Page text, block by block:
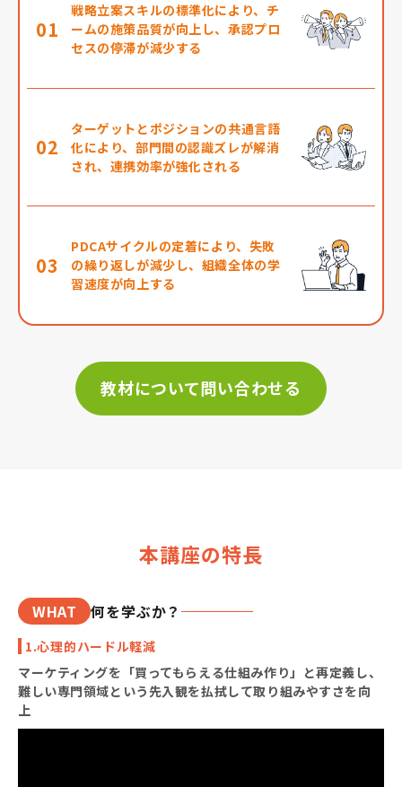
01
戦略立案スキルの標準化により、チ
ームの施策品質が向上し、承認プロ
セスの停滞が減少する
02
ターゲットとポジションの共通言語
化により、部門間の認識ズレが解消
され、連携効率が強化される
03
PDCAサイクルの定着により、失敗
の繰り返しが減少し、組織全体の学
習速度が向上する
教材について問い合わせる
本講座の特長
WHAT 何を学ぶか？
1.心理的ハードル軽減
マーケティングを「買ってもらえる仕組み作り」と再定義し、
難しい専門領域という先入観を払拭して取り組みやすさを向
上